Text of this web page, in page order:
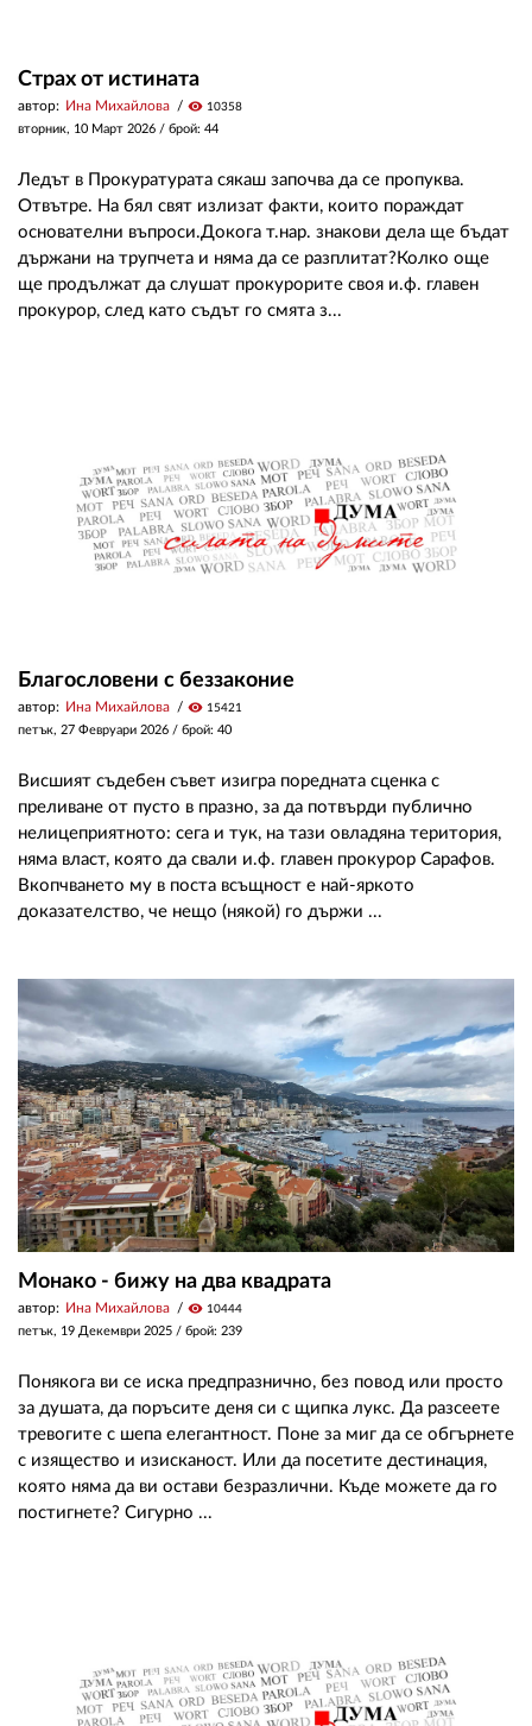
Страх от истината
автор: Ина Михайлова visibility 10358
вторник, 10 Март 2026 / брой: 44
Ледът в Прокуратурата сякаш започва да се пропуква.
Отвътре. На бял свят излизат факти, които пораждат
основателни въпроси.Докога т.нар. знакови дела ще бъдат
държани на трупчета и няма да се разплитат?Колко още
ще продължат да слушат прокурорите своя и.ф. главен
прокурор, след като съдът го смята з...
Благословени с беззаконие
автор: Ина Михайлова visibility 15421
петък, 27 Февруари 2026 / брой: 40
Висшият съдебен съвет изигра поредната сценка с
преливане от пусто в празно, за да потвърди публично
нелицеприятното: сега и тук, на тази овладяна територия,
няма власт, която да свали и.ф. главен прокурор Сарафов.
Вкопчването му в поста всъщност е най-яркото
доказателство, че нещо (някой) го държи ...
Монако - бижу на два квадрата
автор: Ина Михайлова visibility 10444
петък, 19 Декември 2025 / брой: 239
Понякога ви се иска предпразнично, без повод или просто
за душата, да поръсите деня си с щипка лукс. Да разсеете
тревогите с шепа елегантност. Поне за миг да се обгърнете
с изящество и изисканост. Или да посетите дестинация,
която няма да ви остави безразлични. Къде можете да го
постигнете? Сигурно ...